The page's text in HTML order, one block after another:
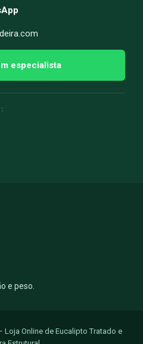
especialista
e peso.
Loja Online de Eucalipto Tratado e